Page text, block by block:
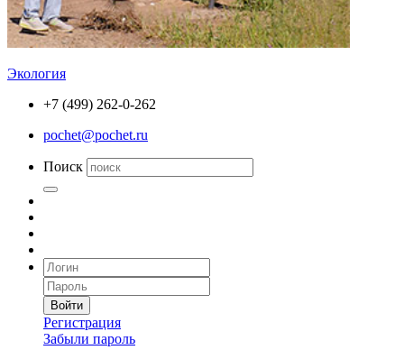
Экология
+7 (499) 262-0-262
pochet@pochet.ru
Поиск
Войти
Регистрация
Забыли пароль